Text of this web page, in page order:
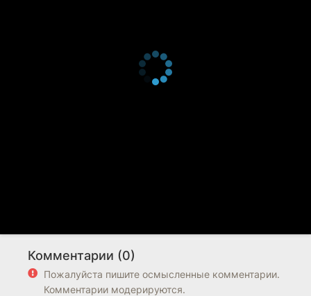
Комментарии (0)
Пожалуйста пишите осмысленные комментарии.
Комментарии модерируются.